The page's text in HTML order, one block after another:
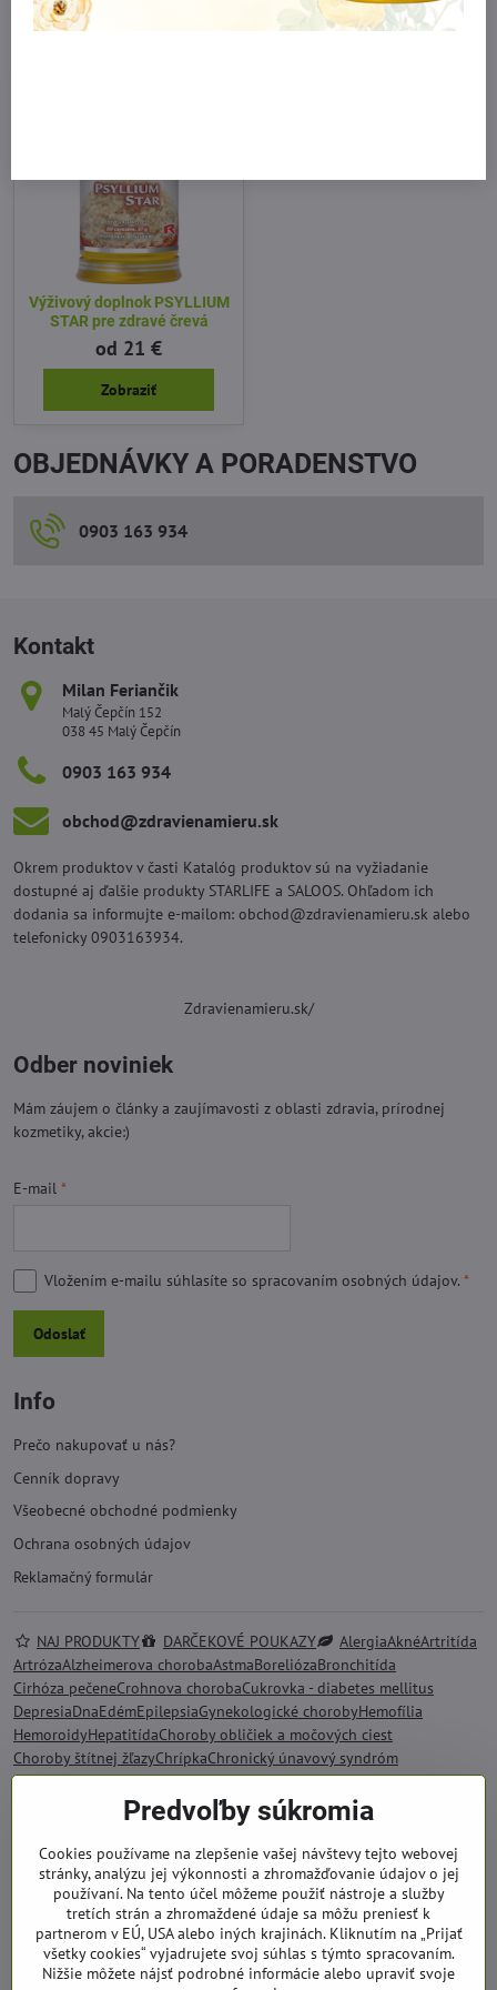
Máte otázky? Napíšte nám!
Výživový doplnok PSYLLIUM
STAR pre zdravé črevá
od 21 €
Zobraziť
OBJEDNÁVKY A PORADENSTVO
0903 163 934
Kontakt
Milan Feriančik
Malý Čepčín 152
038 45 Malý Čepčín
0903 163 934
obchod​@zdravienamieru​.sk
Okrem produktov v časti Katalóg produktov sú na vyžiadanie
dostupné aj ďalšie produkty STARLIFE a SALOOS. Ohľadom ich
dodania sa informujte e-mailom: obchod@zdravienamieru.sk alebo
telefonicky 0903163934.
Zdravienamieru.sk/
Odber noviniek
Mám záujem o články a zaujímavosti z oblasti zdravia, prírodnej
kozmetiky, akcie:)
E-mail *
Vložením e-mailu súhlasíte so spracovaním osobných údajov. *
Odoslať
Info
Prečo nakupovať u nás?
Cenník dopravy
Všeobecné obchodné podmienky
Ochrana osobných údajov
Reklamačný formulár
NAJ PRODUKTY DARČEKOVÉ POUKAZY AlergiaAknéArtritída
ArtrózaAlzheimerova chorobaAstmaBoreliózaBronchitída
Cirhóza pečeneCrohnova chorobaCukrovka - diabetes mellitus
DepresiaDnaEdémEpilepsiaGynekologické chorobyHemofília
HemoroidyHepatitídaChoroby obličiek a močových ciest
Choroby štítnej žľazyChrípkaChronický únavový syndróm
Chudokrvnosť - anémiaImpotenciaImunitný systémKandidóza
Lupienka - psoriázaLupus Meniérova choroba
Mononukleóza
RakovinaSkleróza multiplexSrdce a kardiovaskulárne chorobyStres
TehotenstvoTráviace problémyZvýšený cholesterol
BIO KOZMETIKA SALOOSBio bambucké maslo
Bio kráľovská starostlivosťBio kokosový olej
Kvetinové pleťové vody
Bio kozmetika pre deti
Problematická pleť Prírodné olejeBio oleje na tvár
Predvoľby súkromia
Cookies používame na zlepšenie vašej návštevy tejto webovej
stránky, analýzu jej výkonnosti a zhromažďovanie údajov o jej
používaní. Na tento účel môžeme použiť nástroje a služby
tretích strán a zhromaždené údaje sa môžu preniesť k
partnerom v EÚ, USA alebo iných krajinách. Kliknutím na „Prijať
všetky cookies“ vyjadrujete svoj súhlas s týmto spracovaním.
Nižšie môžete nájsť podrobné informácie alebo upraviť svoje